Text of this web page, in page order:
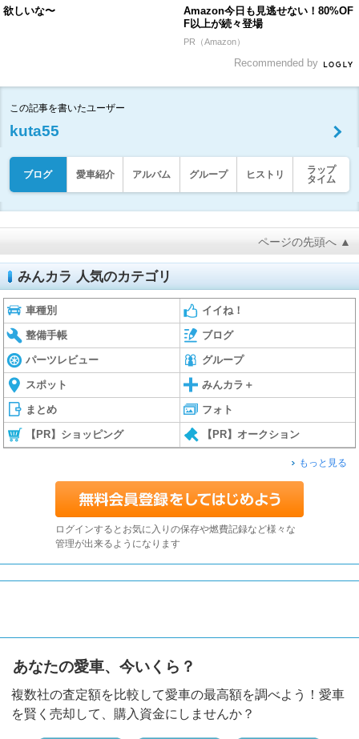
欲しいな〜
Amazon今日も見逃せない！80%OF
F以上が続々登場
PR（Amazon）
Recommended by
この記事を書いたユーザー
kuta55
ブログ 愛車紹介 アルバム グループ ヒストリ
ラップ
タイム
ページの先頭へ ▲
みんカラ 人気のカテゴリ
車種別 イイね！
整備手帳 ブログ
パーツレビュー グループ
スポット みんカラ＋
まとめ フォト
【PR】ショッピング 【PR】オークション
もっと見る
ログインするとお気に入りの保存や燃費記録など様々な
管理が出来るようになります
あなたの愛車、今いくら？
複数社の査定額を比較して愛車の最高額を調べよう！愛車
を賢く売却して、購入資金にしませんか？